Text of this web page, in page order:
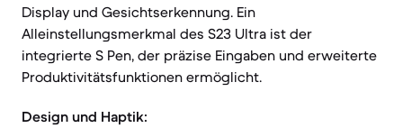
Display und Gesichtserkennung. Ein
Alleinstellungsmerkmal des S23 Ultra ist der
integrierte S Pen, der präzise Eingaben und erweiterte
Produktivitätsfunktionen ermöglicht.
Design und Haptik: